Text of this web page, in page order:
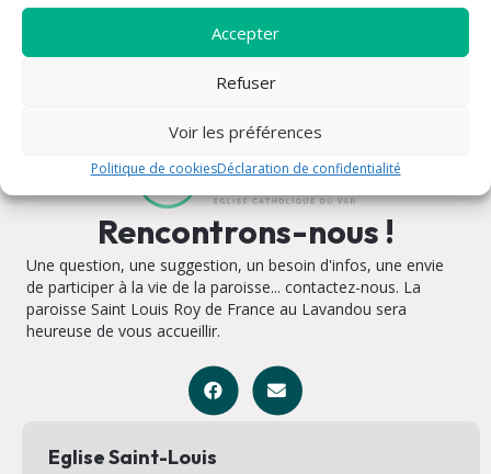
Accepter
Refuser
Voir les préférences
Politique de cookiesDéclaration de confidentialité
Rencontrons-nous !
Une question, une suggestion, un besoin d'infos, une envie
de participer à la vie de la paroisse... contactez-nous. La
paroisse Saint Louis Roy de France au Lavandou sera
heureuse de vous accueillir.
Eglise Saint-Louis